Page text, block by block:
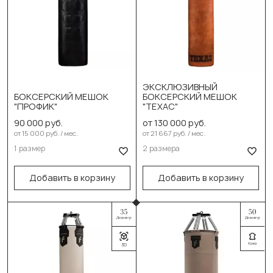
БОКСЕРСКИЙ МЕШОК
"ПРОФИК"
90 000 руб.
от 15 000 руб. / мес.
1 размер
Добавить в корзину
Выберите размер:
150см/40см/62кг
ЭКСКЛЮЗИВНЫЙ
БОКСЕРСКИЙ МЕШОК
"ТЕХАС"
от 130 000 руб.
от 21 667 руб. / мес.
2 размера
Добавить в корзину
Выберите размер:
130см/40см/58-60кг
150см/40см/63-65кг
Выберите цвет: